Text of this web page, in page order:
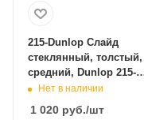
215-Dunlop Слайд
стеклянный, толстый,
средний, Dunlop 215-
Dunlop в Владивостоке
Нет в наличии
1 020 руб./шт